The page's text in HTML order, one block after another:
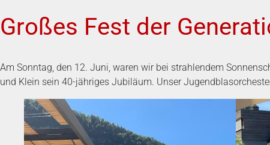
Großes Fest der
Am Sonntag, den 12. Juni, waren wir bei strahlendem
und Klein sein 40-jähriges Jubiläum. Unser